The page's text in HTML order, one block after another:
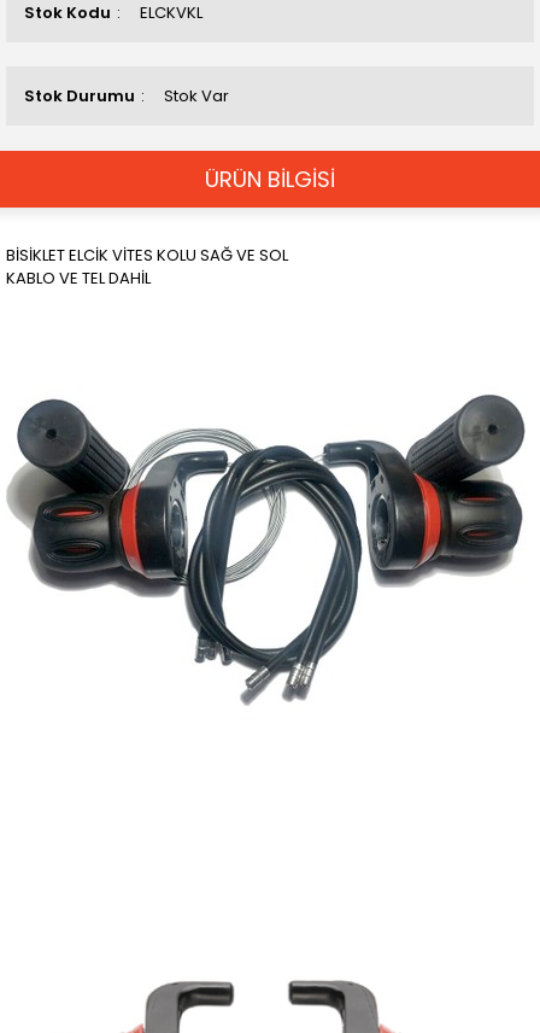
Stok Kodu ELCKVKL
Stok Durumu Stok Var
ÜRÜN BİLGİSİ
BİSİKLET ELCİK VİTES KOLU SAĞ VE SOL
KABLO VE TEL DAHİL